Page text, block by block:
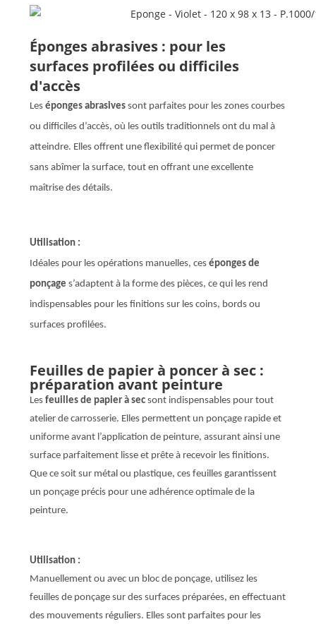
Éponges abrasives : pour les
surfaces profilées ou difficiles
d'accès
Leséponges abrasives sont parfaites pour les zones courbes
ou difficiles d’accès, où les outils traditionnels ont du mal à
atteindre. Elles offrent une flexibilité qui permet de poncer
sans abîmer la surface, tout en offrant une excellente
maîtrise des détails.
Utilisation :
Idéales pour les opérations manuelles, ceséponges de
ponçages’adaptent à la forme des pièces, ce qui les rend
indispensables pour les finitions sur les coins, bords ou
surfaces profilées.
Feuilles de papier à poncer à sec :
préparation avant peinture
Lesfeuilles de papier à sec sont indispensables pour tout
atelier de carrosserie. Elles permettent un ponçage rapide et
uniforme avant l’application de peinture, assurant ainsi une
surface parfaitement lisse et prête à recevoir les finitions.
Que ce soit sur métal ou plastique, ces feuilles garantissent
un ponçage précis pour une adhérence optimale de la
peinture.
Utilisation :
Manuellement ou avec un bloc de ponçage, utilisez les
feuilles de ponçage sur des surfaces préparées, en effectuant
des mouvements réguliers. Elles sont parfaites pour les